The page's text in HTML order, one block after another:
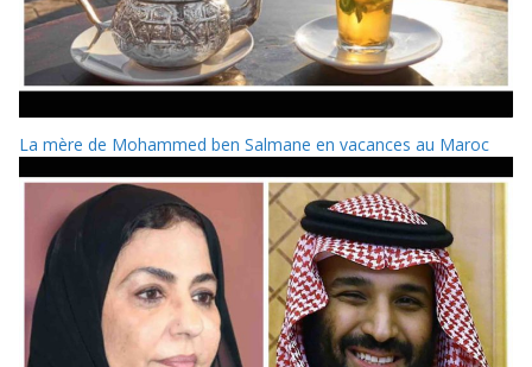
La mère de Mohammed ben Salmane en vacances au Maroc